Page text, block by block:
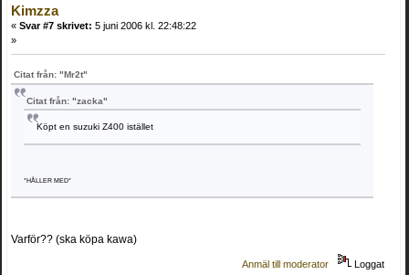
Kimzza
« Svar #7 skrivet: 5 juni 2006 kl. 22:48:22
»
Citat från: "Mr2t"
Citat från: "zacka"
Köpt en suzuki Z400 istället
*HÅLLER MED*
Varför?? (ska köpa kawa)
Anmäl till moderator Loggat